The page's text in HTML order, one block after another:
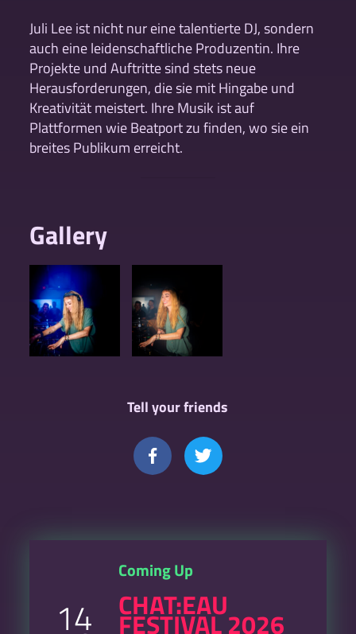
Juli Lee ist nicht nur eine talentierte DJ, sondern
auch eine leidenschaftliche Produzentin. Ihre
Projekte und Auftritte sind stets neue
Herausforderungen, die sie mit Hingabe und
Kreativität meistert. Ihre Musik ist auf
Plattformen wie Beatport zu finden, wo sie ein
breites Publikum erreicht.
Gallery
Tell your friends
Coming Up
14 CHAT:EAU
FESTIVAL 2026